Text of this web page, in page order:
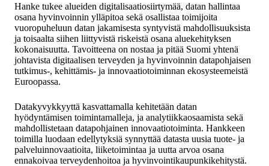
Hanke tukee alueiden digitalisaatiosiirtymää, datan hallintaa
osana hyvinvoinnin ylläpitoa sekä osallistaa toimijoita
vuoropuheluun datan jakamisesta syntyvistä mahdollisuuksista
ja toisaalta siihen liittyvistä riskeistä osana aluekehityksen
kokonaisuutta. Tavoitteena on nostaa ja pitää Suomi yhtenä
johtavista digitaalisen terveyden ja hyvinvoinnin datapohjaisen
tutkimus-, kehittämis- ja innovaatiotoiminnan ekosysteemeistä
Euroopassa.
Datakyvykkyyttä kasvattamalla kehitetään datan
hyödyntämisen toimintamalleja, ja analytiikkaosaamista sekä
mahdollistetaan datapohjainen innovaatiotoiminta. Hankkeen
toimilla luodaan edellytyksiä synnyttää datasta uusia tuote- ja
palveluinnovaatioita, liiketoimintaa ja uutta arvoa osana
ennakoivaa terveydenhoitoa ja hyvinvointikaupunkikehitystä.